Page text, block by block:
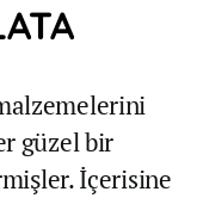
güzel bir
İçerisine